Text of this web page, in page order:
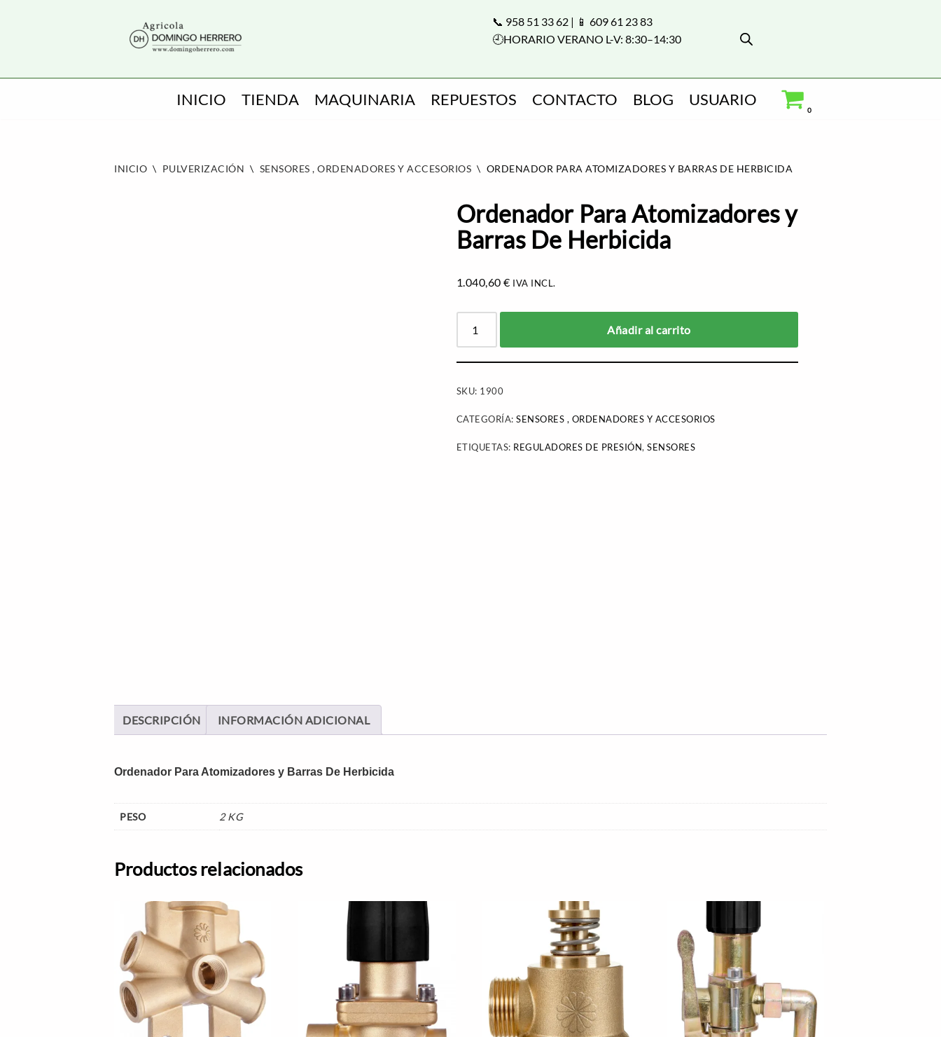
📞 958 51 33 62 | 📱 609 61 23 83
🕘HORARIO VERANO L-V: 8:30–14:30
INICIO TIENDA MAQUINARIA REPUESTOS CONTACTO BLOG USUARIO
0
INICIO \ PULVERIZACIÓN \ SENSORES , ORDENADORES Y ACCESORIOS \ ORDENADOR PARA ATOMIZADORES Y BARRAS DE HERBICIDA
Ordenador Para Atomizadores y
Barras De Herbicida
1.040,60€ IVA INCL.
Añadir al carrito
SKU: 1900
CATEGORÍA:SENSORES , ORDENADORES Y ACCESORIOS
ETIQUETAS: REGULADORES DE PRESIÓN,SENSORES
DESCRIPCIÓN INFORMACIÓN ADICIONAL
Ordenador Para Atomizadores y Barras De Herbicida
PESO 2 KG
Productos relacionados